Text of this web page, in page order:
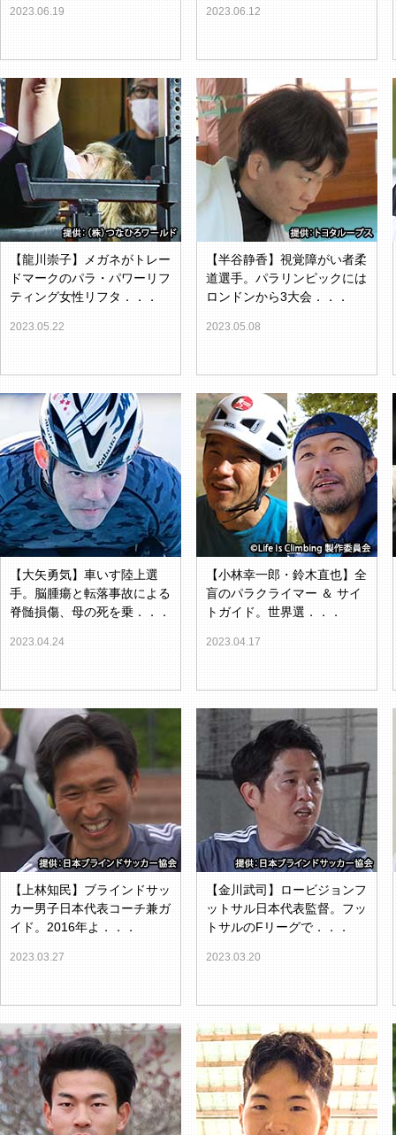
2023.06.19 2023.06.12
【龍川崇子】メガネがトレー
ドマークのパラ・パワーリフ
ティング女性リフタ．．．
2023.05.22
【半谷静香】視覚障がい者柔
道選手。パラリンピックには
ロンドンから3大会．．．
2023.05.08
【大矢勇気】車いす陸上選
手。脳腫瘍と転落事故による
脊髄損傷、母の死を乗．．．
2023.04.24
【小林幸一郎・鈴木直也】全
盲のパラクライマー ＆ サイ
トガイド。世界選．．．
2023.04.17
【上林知民】ブラインドサッ
カー男子日本代表コーチ兼ガ
イド。2016年よ．．．
2023.03.27
【金川武司】ロービジョンフ
ットサル日本代表監督。フッ
トサルのFリーグで．．．
2023.03.20